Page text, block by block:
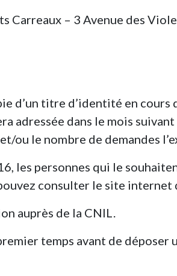
Carreaux – 3 Avenue des
d’un titre d’identité en
adressée dans le mois
ou le nombre de demandes
les personnes qui le
consulter le site
auprès de la CNIL.
temps avant de